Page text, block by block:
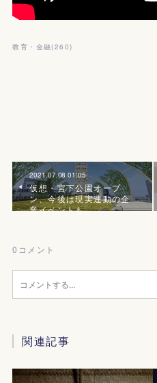
教育・金融(260)
2021.07.08 01:05
仮想・宮下公園オープ
ン、今後は現実連動の企
業イベントも
0 コメント
関連記事